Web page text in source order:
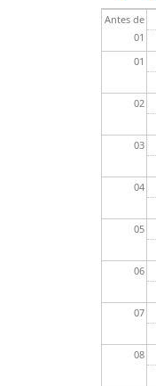
Antes de
01
01
02
03
04
05
06
07
08